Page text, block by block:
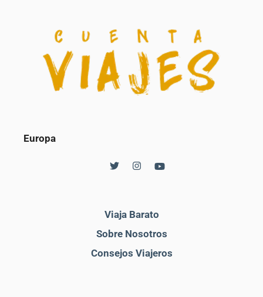
Europa
Viaja Barato
Sobre Nosotros
Consejos Viajeros